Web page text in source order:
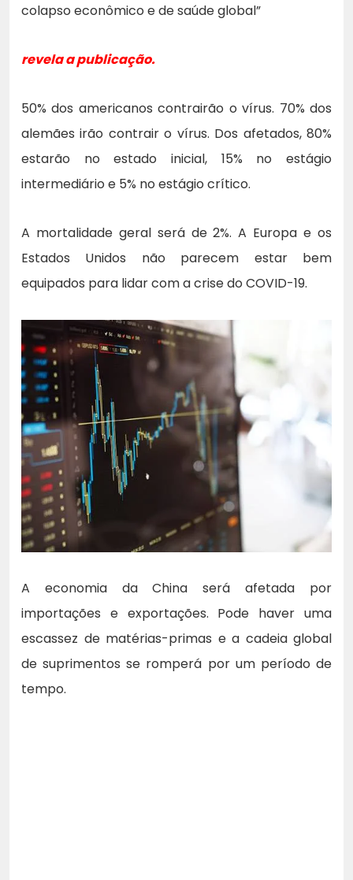
colapso econômico e de saúde global”
revela a publicação.
50% dos americanos contrairão o vírus. 70% dos
alemães irão contrair o vírus. Dos afetados, 80%
estarão no estado inicial, 15% no estágio
intermediário e 5% no estágio crítico.
A mortalidade geral será de 2%. A Europa e os
Estados Unidos não parecem estar bem
equipados para lidar com a crise do COVID-19.
A economia da China será afetada por
importações e exportações. Pode haver uma
escassez de matérias-primas e a cadeia global
de suprimentos se romperá por um período de
tempo.